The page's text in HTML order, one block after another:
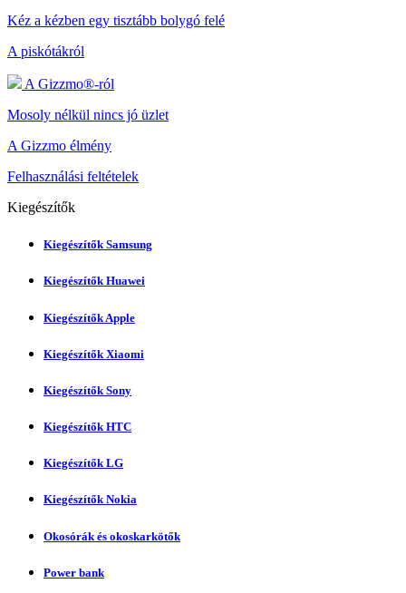
Kéz a kézben egy tisztább bolygó felé
A piskótákról
A Gizzmo®-ról
Mosoly nélkül nincs jó üzlet
A Gizzmo élmény
Felhasználási feltételek
Kiegészítők
Kiegészítők Samsung
Kiegészítők Huawei
Kiegészítők Apple
Kiegészítők Xiaomi
Kiegészítők Sony
Kiegészítők HTC
Kiegészítők LG
Kiegészítők Nokia
Okosórák és okoskarkötők
Power bank